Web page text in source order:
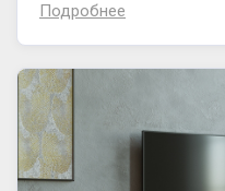
Подробнее